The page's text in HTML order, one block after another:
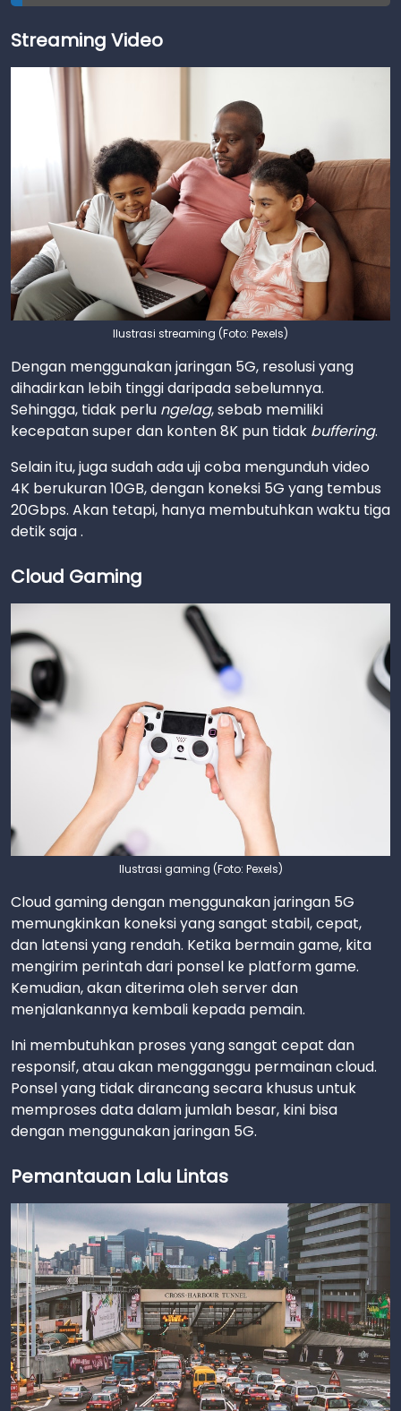
Streaming Video
Ilustrasi streaming (Foto: Pexels)
Dengan menggunakan jaringan 5G, resolusi yang
dihadirkan lebih tinggi daripada sebelumnya.
Sehingga, tidak perlu ngelag, sebab memiliki
kecepatan super dan konten 8K pun tidak buffering.
Selain itu, juga sudah ada uji coba mengunduh video
4K berukuran 10GB, dengan koneksi 5G yang tembus
20Gbps. Akan tetapi, hanya membutuhkan waktu tiga
detik saja .
Cloud Gaming
Ilustrasi gaming (Foto: Pexels)
Cloud gaming dengan menggunakan jaringan 5G
memungkinkan koneksi yang sangat stabil, cepat,
dan latensi yang rendah. Ketika bermain game, kita
mengirim perintah dari ponsel ke platform game.
Kemudian, akan diterima oleh server dan
menjalankannya kembali kepada pemain.
Ini membutuhkan proses yang sangat cepat dan
responsif, atau akan mengganggu permainan cloud.
Ponsel yang tidak dirancang secara khusus untuk
memproses data dalam jumlah besar, kini bisa
dengan menggunakan jaringan 5G.
Pemantauan Lalu Lintas